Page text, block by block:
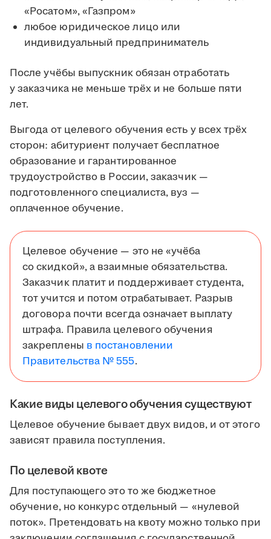
«Росатом», «Газпром»
любое юридическое лицо или
индивидуальный предприниматель
После учёбы выпускник обязан отработать
у заказчика не меньше трёх и не больше пяти
лет.
Выгода от целевого обучения есть у всех трёх
сторон: абитуриент получает бесплатное
образование и гарантированное
трудоустройство в России, заказчик —
подготовленного специалиста, вуз —
оплаченное обучение.
Целевое обучение — это не «учёба
со скидкой», а взаимные обязательства.
Заказчик платит и поддерживает студента,
тот учится и потом отрабатывает. Разрыв
договора почти всегда означает выплату
штрафа. Правила целевого обучения
закреплены в постановлении
Правительства № 555.
Какие виды целевого обучения существуют
Целевое обучение бывает двух видов, и от этого
зависят правила поступления.
По целевой квоте
Для поступающего это то же бюджетное
обучение, но конкурс отдельный — «нулевой
поток». Претендовать на квоту можно только при